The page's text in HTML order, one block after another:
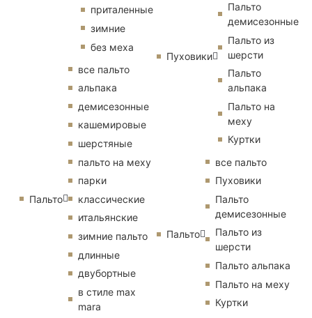
приталенные
зимние
без меха
Пальто
все пальто
альпака
демисезонные
кашемировые
шерстяные
пальто на меху
парки
классические
итальянские
зимние пальто
длинные
двубортные
в стиле max
mara
Пуховики
Пальто
демисезонные
Пальто из
шерсти
Пальто
альпака
Пальто на
меху
Куртки
Пальто
все пальто
Пуховики
Пальто
демисезонные
Пальто из
шерсти
Пальто альпака
Пальто на меху
Куртки